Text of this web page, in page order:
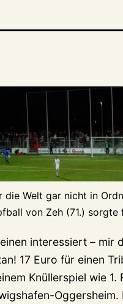
die Welt gar nicht in
von Zeh (71.) sorgte
interessiert – mir
17 Euro für einen
Knüllerspiel wie 1.